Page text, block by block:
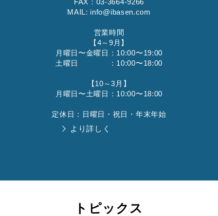
MAIL: info@ibasen.com
営業時間
【4～9月】
月曜日〜金曜日：10:00〜19:00
土曜日 ：10:00〜18:00
【10～3月】
月曜日〜土曜日：10:00〜18:00
定休日：日曜日・祝日・年末年始
より詳しく
トピックス